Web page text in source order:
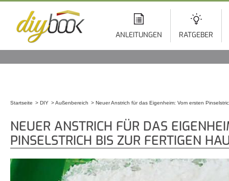
ANLEITUNGEN RATGEBER
Startseite DIY Außenbereich Neuer Anstrich für das Eigenheim: Vom ersten
NEUER ANSTRICH FÜR DAS
PINSELSTRICH BIS ZUR FERTIGEN